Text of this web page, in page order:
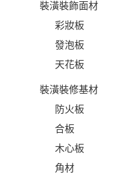
裝潢裝飾面材
彩妝板
發泡板
天花板
裝潢裝修基材
防火板
合板
木心板
角材